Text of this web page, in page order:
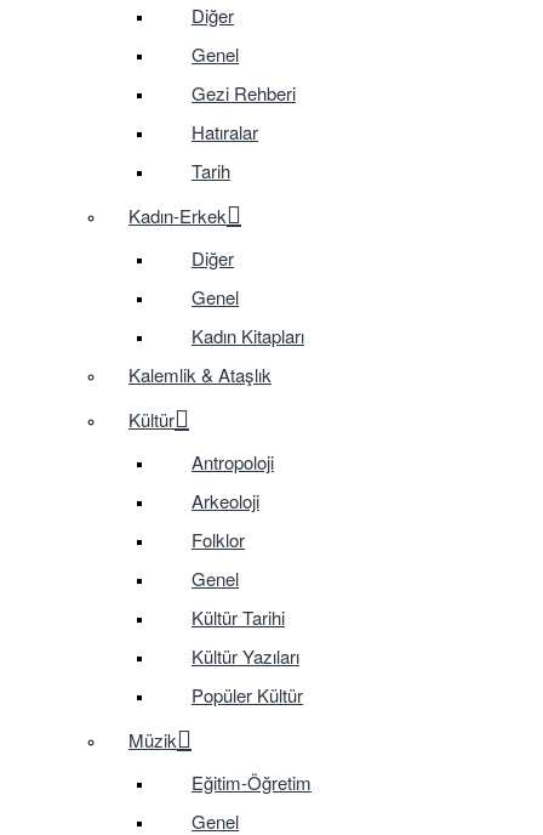
Diğer
Genel
Gezi Rehberi
Hatıralar
Tarih
Kadın-Erkek
Diğer
Genel
Kadın Kitapları
Kalemlik & Ataşlık
Kültür
Antropoloji
Arkeoloji
Folklor
Genel
Kültür Tarihi
Kültür Yazıları
Popüler Kültür
Müzik
Eğitim-Öğretim
Genel